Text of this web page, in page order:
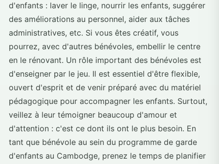
d'enfants : laver le linge, nourrir les enfants, suggérer
des améliorations au personnel, aider aux tâches
administratives, etc. Si vous êtes créatif, vous
pourrez, avec d'autres bénévoles, embellir le centre
en le rénovant. Un rôle important des bénévoles est
d'enseigner par le jeu. Il est essentiel d'être flexible,
ouvert d'esprit et de venir préparé avec du matériel
pédagogique pour accompagner les enfants. Surtout,
veillez à leur témoigner beaucoup d'amour et
d'attention : c'est ce dont ils ont le plus besoin. En
tant que bénévole au sein du programme de garde
d'enfants au Cambodge, prenez le temps de planifier